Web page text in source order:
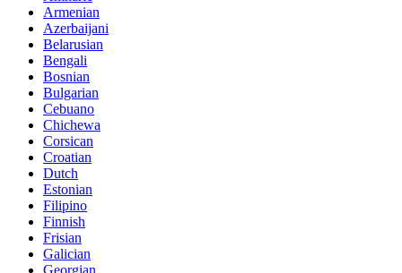
Armenian
Azerbaijani
Belarusian
Bengali
Bosnian
Bulgarian
Cebuano
Chichewa
Corsican
Croatian
Dutch
Estonian
Filipino
Finnish
Frisian
Galician
Georgian